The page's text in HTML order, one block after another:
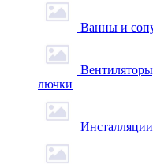
Ванны и
лючки
Инсталляции